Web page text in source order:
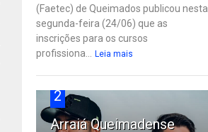
(Faetec) de Queimados publicou nesta
segunda-feira (24/06) que as
inscrições para os cursos
profissiona...
Leia mais
2
Arraiá Queimadense